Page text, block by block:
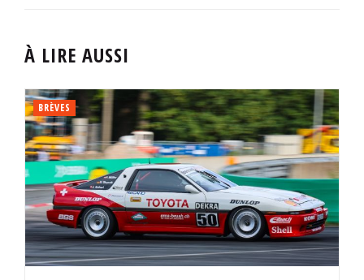
À LIRE AUSSI
BRÈVES